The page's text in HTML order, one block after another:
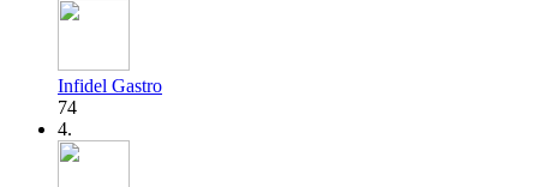
Infidel Gastro
74
4.